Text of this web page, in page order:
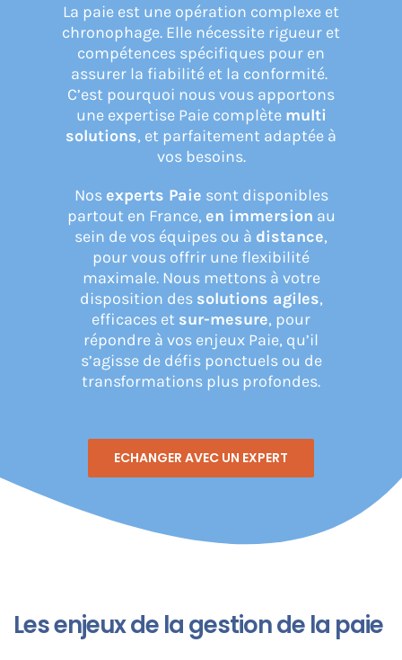
Support
CONNEXION
La paie est une opération complexe et
chronophage. Elle nécessite rigueur et
compétences spécifiques pour en
assurer la fiabilité et la conformité.
C’est pourquoi nous vous apportons
une expertise Paie complète multi
solutions, et parfaitement adaptée à
vos besoins.
Nos experts Paie sont disponibles
partout en France, en immersion au
sein de vos équipes ou à distance,
pour vous offrir une flexibilité
maximale. Nous mettons à votre
disposition des solutions agiles,
efficaces et sur-mesure, pour
répondre à vos enjeux Paie, qu’il
s’agisse de défis ponctuels ou de
transformations plus profondes.
ECHANGER AVEC UN EXPERT
Les enjeux de la gestion de la paie